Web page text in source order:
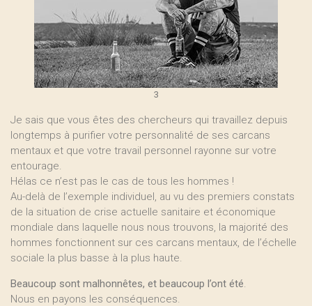
3
Je sais que vous êtes des chercheurs qui travaillez depuis
longtemps à purifier votre personnalité de ses carcans
mentaux et que votre travail personnel rayonne sur votre
entourage.
Hélas ce n’est pas le cas de tous les hommes !
Au-delà de l’exemple individuel, au vu des premiers constats
de la situation de crise actuelle sanitaire et économique
mondiale dans laquelle nous nous trouvons, la majorité des
hommes fonctionnent sur ces carcans mentaux, de l’échelle
sociale la plus basse à la plus haute.
Beaucoup sont malhonnêtes, et beaucoup l’ont été.
Nous en payons les conséquences.